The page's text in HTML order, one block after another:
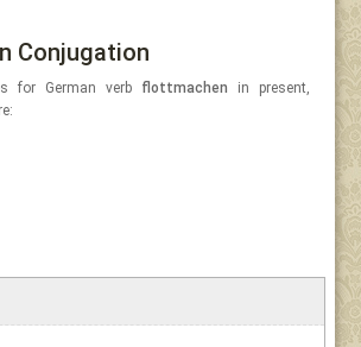
Conjugation
for German verb flottmachen in present,